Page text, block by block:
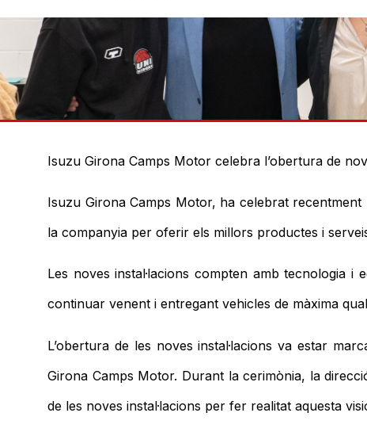
Isuzu Girona Camps Motor celebra l’obertura de
Isuzu Girona Camps Motor, ha celebrat
la companyia per oferir els millors productes i
Les noves instal·lacions compten amb tecnologia
continuar venent i entregant vehicles de màxima
L’obertura de les noves instal·lacions va estar
Girona Camps Motor. Durant la cerimònia, la
de les noves instal·lacions per fer realitat aquesta